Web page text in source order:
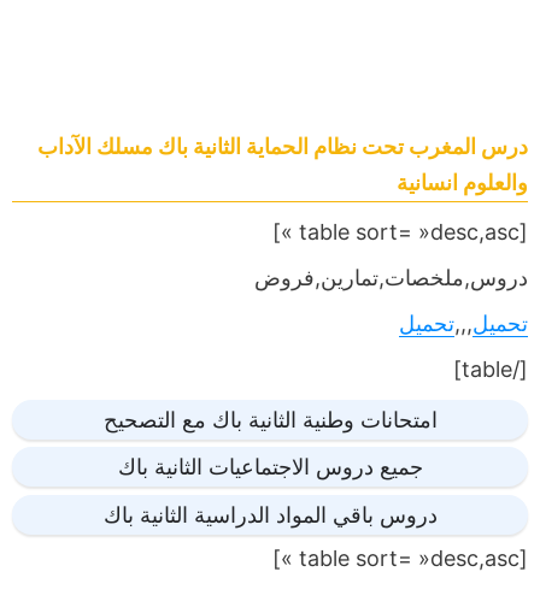
درس المغرب تحت نظام الحماية الثانية باك مسلك الآداب
والعلوم انسانية
[table sort= »desc,asc »]
دروس,ملخصات,تمارين,فروض
تحميل,,,تحميل
[/table]
امتحانات وطنية الثانية باك مع التصحيح
جميع دروس الاجتماعيات الثانية باك
دروس باقي المواد الدراسية الثانية باك
[table sort= »desc,asc »]